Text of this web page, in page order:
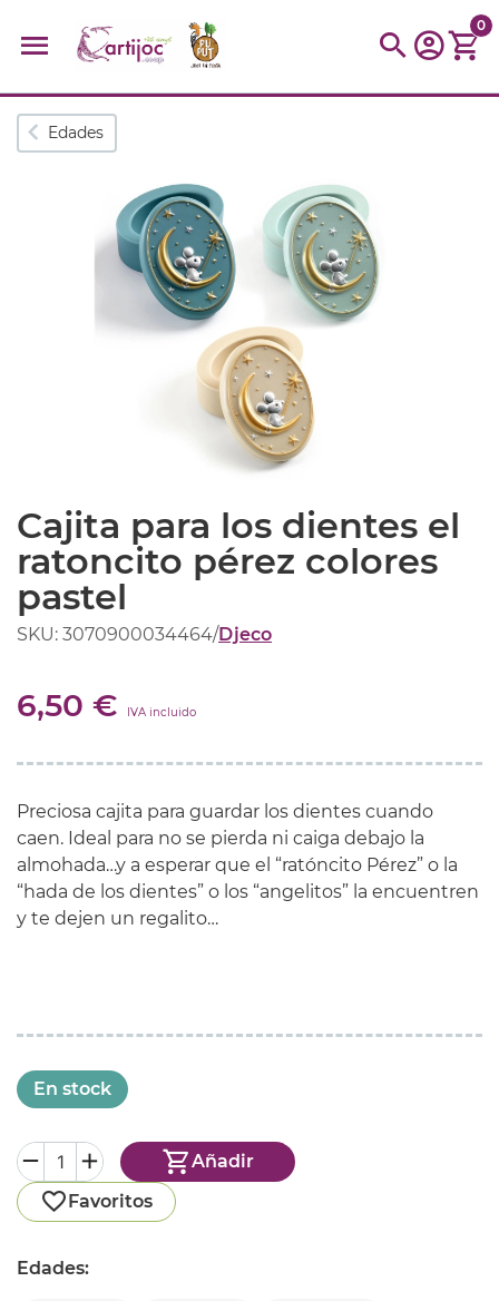
Búsquedas populares
kit kidynight Puzzle
Botella
0
Edades
Cajita para los dientes el
ratoncito pérez colores
pastel
SKU: 3070900034464/Djeco
6,50 € IVA incluido
Preciosa cajita para guardar los dientes cuando
caen. Ideal para no se pierda ni caiga debajo la
almohada…y a esperar que el “ratóncito Pérez” o la
“hada de los dientes” o los “angelitos” la encuentren
y te dejen un regalito…
En stock
Añadir
Favoritos
Edades: